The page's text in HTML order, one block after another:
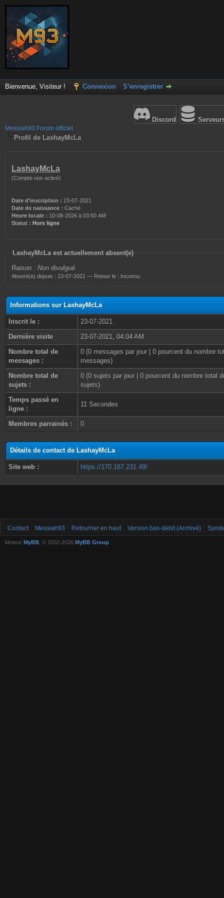
Bienvenue, Visiteur ! Connexion S’enregistrer
Discord
Messiah93 Forum officiel
Profil de LashayMcLa
LashayMcLa
(Compte non activé)
Date d’inscription : 23-07-2021
Date de naissance : Caché
Heure locale : 10-08-2026 à 03:50 AM
Statut : Hors ligne
LashayMcLa est actuellement absent(e)
Raison : Non divulgué.
Absent(e) depuis : 23-07-2021 — Retour le : Inconnu
Informations sur LashayMcLa
Inscrit le :
23-07-2021
Dernière visite
23-07-2021, 04:04 AM
Nombre total de
messages :
0 (0 messages par jour | 0 pourcent du nombre
messages)
Nombre total de
sujets :
0 (0 sujets par jour | 0 pourcent du nombre total
sujets)
Temps passé en
ligne :
11 Secondes
Membres parrainés : 0
Détails de contact de LashayMcLa
Site web : https://170.187.231.49/
Contact Messiah93 Retourner en haut Version bas-débit (Archivé)
Moteur MyBB , © 2002-2026 MyBB Group